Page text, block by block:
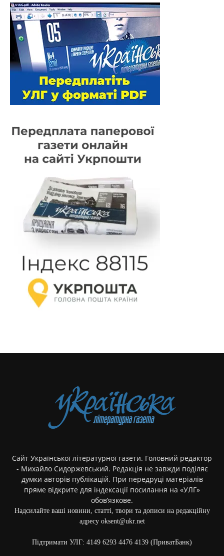
Сайт Української літературної газети. Головний редактор
- Михайло Сидоржевський. Редакція не завжди поділяє
думки авторів публікацій. При передруці матеріалів
пряме відкрите для індексації посилання на «УЛГ»
обов’язкове.
Надсилайте ваші новини, статті, твори та дописи на редакційну
адресу oksent@ukr.net
Підтримати УЛГ: 4149 6293 4476 4139 (ПриватБанк)